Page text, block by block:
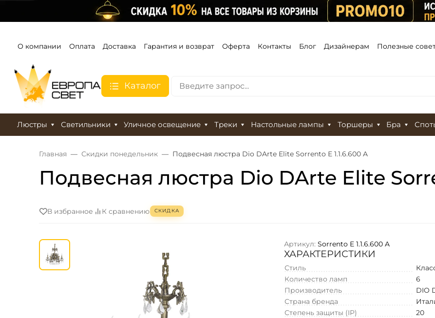
О компании Оплата Доставка Гарантия и возврат Оферта Контакты Блог Дизайнерам Полезные
Каталог
Люстры Светильники Уличное освещение Треки Настольные лампы Торшеры Бра
Главная Скидки понедельник Подвесная люстра Dio DArte Elite Sorrento E 1.1.6.600 A
Подвесная люстра Dio DArte Elite
В избранное К сравнению СКИДКА
Артикул: Sorrento E 1.1.6.600 A
ХАРАКТЕРИСТИКИ
Стиль
Количество ламп
6
Производитель
DIO
Страна бренда
Степень защиты (IP)
20